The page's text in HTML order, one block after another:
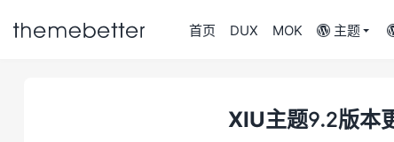
 首页 DUX MOK  主题
XIU主题9.2版本